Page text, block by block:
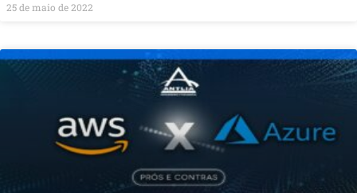
25 de maio de 2022